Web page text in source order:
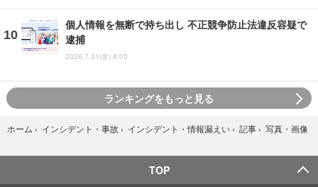
個人情報を無断で持ち出し 不正競争防止法違反容疑で
逮捕
2026.7.31(金) 8:05
ランキングをもっと見る
ホーム › インシデント・事故 › インシデント・情報漏えい › 記事 › 写真・画像
TOP